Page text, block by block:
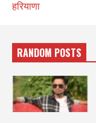
हरियाणा
RANDOM POSTS